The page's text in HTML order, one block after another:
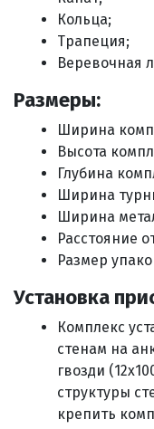
Кольца;
Трапеция;
Веревочная
Размеры:
Ширина
Высота
Глубина
Ширина
Ширина
Расстояние
Размер
Установка
Комплекс
стенам на
гвозди
структуры
крепить